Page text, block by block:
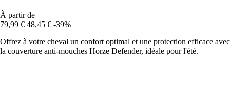
À partir de
79,99 € 48,45 € -39%
Offrez à votre cheval un confort optimal et une protection efficace avec
la couverture anti-mouches Horze Defender, idéale pour l'été.